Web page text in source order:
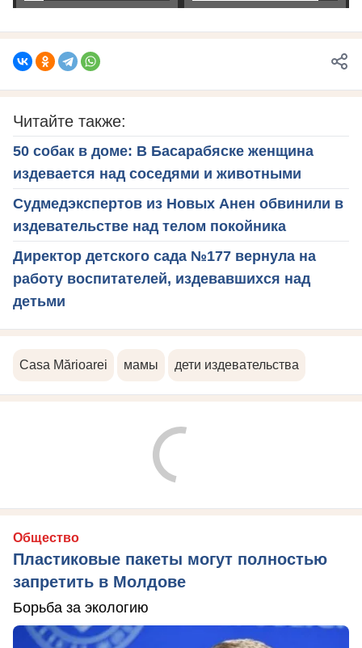
Читайте также:
50 собак в доме: В Басарабяске женщина
издевается над соседями и животными
Судмедэкспертов из Новых Анен обвинили в
издевательстве над телом покойника
Директор детского сада №177 вернула на
работу воспитателей, издевавшихся над
детьми
Casa Mărioarei мамы дети издевательства
Общество
Пластиковые пакеты могут полностью
запретить в Молдове
Борьба за экологию